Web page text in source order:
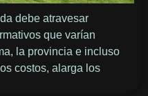
debe atravesar
que varían
la provincia e incluso
costos, alarga los